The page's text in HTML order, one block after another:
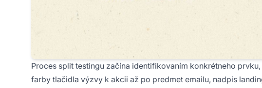
Proces split testingu začína identifikovaním konkrétneho
farby tlačidla výzvy k akcii až po predmet emailu, nadpis